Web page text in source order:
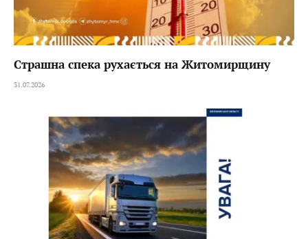
Страшна спека рухається на Житомирщину
31.07.2026